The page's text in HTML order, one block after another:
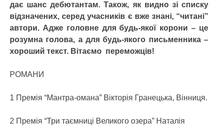
дає шанс дебютантам. Також, як видно зі списку
відзначених, серед учасників є вже знані, “читані”
автори. Адже головне для будь-якої корони – це
розумна голова, а для будь-якого письменника –
хороший текст. Вітаємо переможців!
РОМАНИ
1 Премія “Мантра-омана” Вікторія Гранецька, Вінниця.
2 Премія “Три таємниці Великого озера” Наталія